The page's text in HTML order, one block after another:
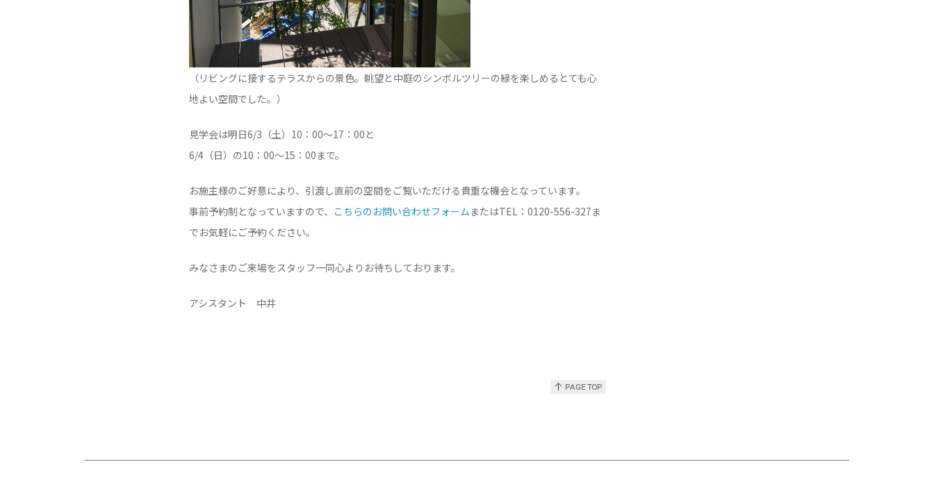
（リビングに接するテラスからの景色。眺望と中庭のシンボルツリーの緑を楽しめるとても心
地よい空間でした。）
見学会は明日6/3（土）10：00～17：00と
6/4（日）の10：00～15：00まで。
お施主様のご好意により、引渡し直前の空間をご覧いただける貴重な機会となっています。
事前予約制となっていますので、 こちらのお問い合わせフォームまたはTEL：0120-556-327ま
でお気軽にご予約ください。
みなさまのご来場をスタッフ一同心よりお待ちしております。
アシスタント 中井